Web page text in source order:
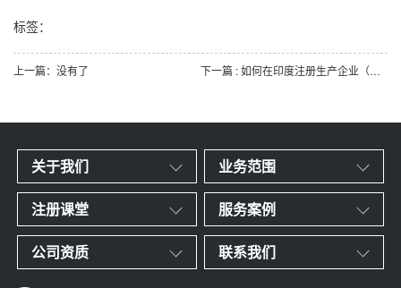
标签：
上一篇：没有了 下一篇 : 如何在印度注册生产企业（上）
关于我们 业务范围
注册课堂 服务案例
公司资质 联系我们